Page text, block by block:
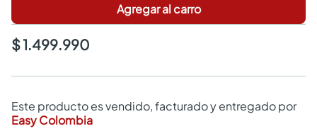
Agregar al carro
$ 1.499.990
Este producto es vendido, facturado y entregado por
Easy Colombia